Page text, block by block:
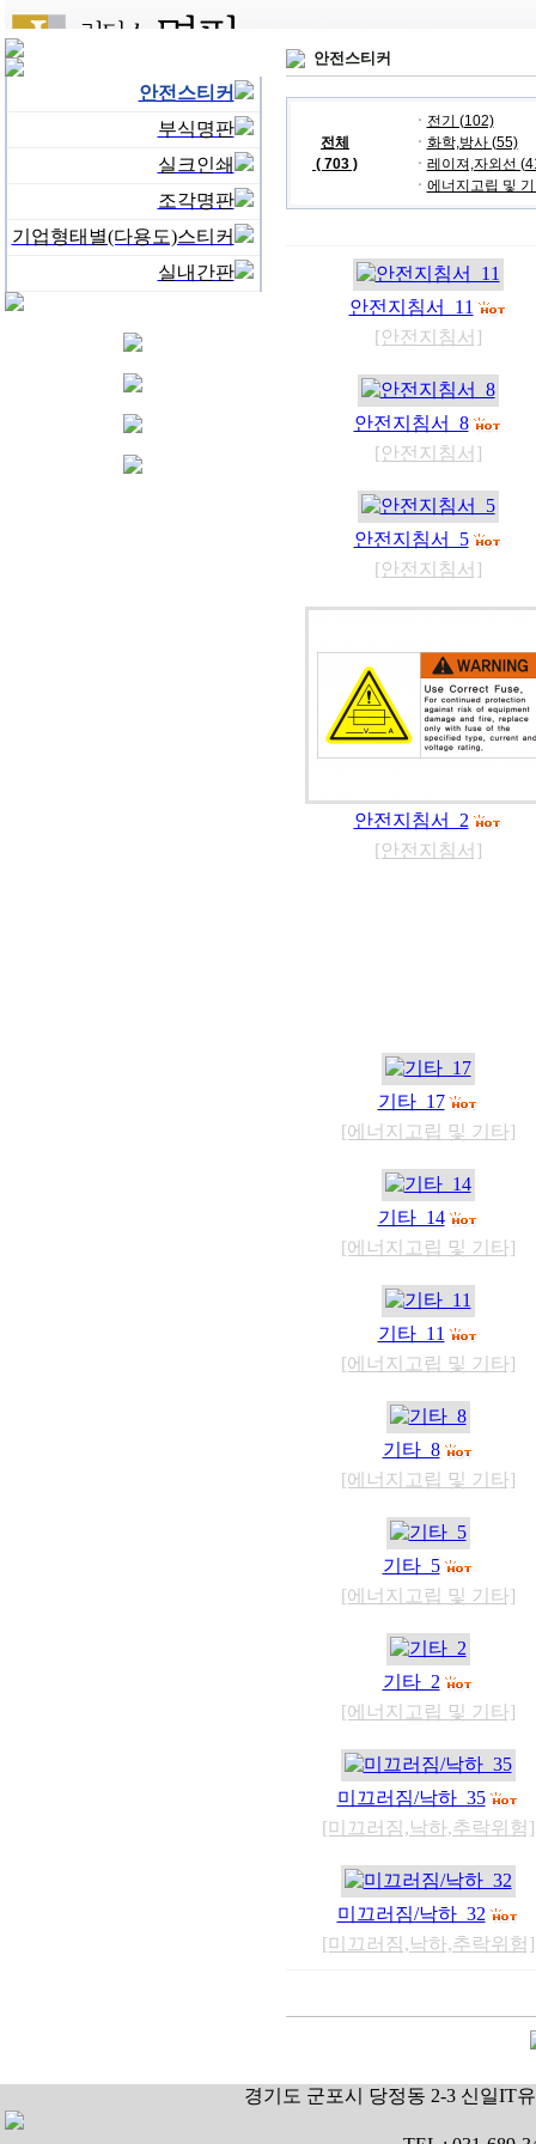
안전스티커
부식명판
실크인쇄
조각명판
기업형태별(다용도)스티커
실내간판
안전스티커
전체
( 703 )
ㆍ 전기 (102)
ㆍ 화학,방사 (55)
ㆍ 레이져,자외선
ㆍ 에너지고립 및
안전지침서_11
[안전지침서]
안전지침서_8
[안전지침서]
안전지침서_5
[안전지침서]
안전지침서_2
[안전지침서]
기타_17
[에너지고립 및 기타]
기타_14
[에너지고립 및 기타]
기타_11
[에너지고립 및 기타]
기타_8
[에너지고립 및 기타]
기타_5
[에너지고립 및 기타]
기타_2
[에너지고립 및 기타]
미끄러짐/낙하_35
[미끄러짐,낙하,추락위험]
미끄러짐/낙하_32
[미끄러짐,낙하,추락위험]
경기도 군포시 당정동 2-3 신일IT